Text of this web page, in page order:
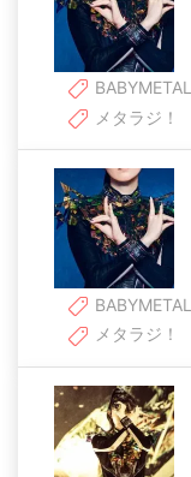
BABYMETAL
メタラジ！
BABYMETAL
メタラジ！